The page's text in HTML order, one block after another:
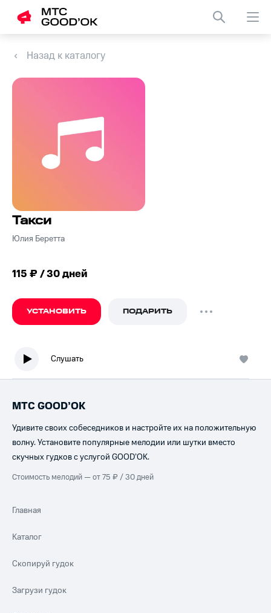
Назад к каталогу
Такси
Юлия Беретта
115 ₽ / 30 дней
УСТАНОВИТЬ ПОДАРИТЬ
Слушать
МТС GOOD’OK
Удивите своих собеседников и настройте их на положительную
волну. Установите популярные мелодии или шутки вместо
скучных гудков с услугой GOOD’OK.
Стоимость мелодий — от 75 ₽ / 30 дней
Главная
Каталог
Скопируй гудок
Загрузи гудок